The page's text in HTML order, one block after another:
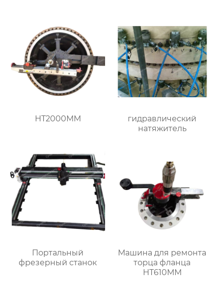
HT2000MM
гидравлический
натяжитель
Портальный
фрезерный станок
Машина для ремонта
торца фланца
HT610MM